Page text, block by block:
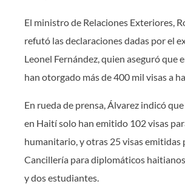
El ministro de Relaciones Exteriores,
refutó las declaraciones dadas por el
Leonel Fernández, quien aseguró que
han otorgado más de 400 mil visas a
En rueda de prensa, Álvarez indicó
en Haití solo han emitido 102 visas
humanitario, y otras 25 visas emitidas
Cancillería para diplomáticos
y dos estudiantes.